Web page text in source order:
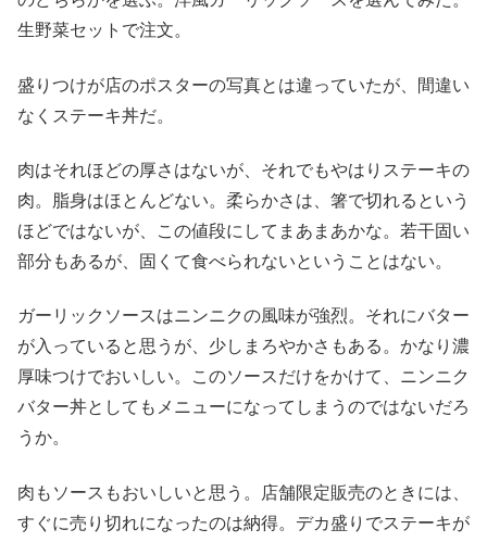
生野菜セットで注文。
盛りつけが店のポスターの写真とは違っていたが、間違い
なくステーキ丼だ。
肉はそれほどの厚さはないが、それでもやはりステーキの
肉。脂身はほとんどない。柔らかさは、箸で切れるという
ほどではないが、この値段にしてまあまあかな。若干固い
部分もあるが、固くて食べられないということはない。
ガーリックソースはニンニクの風味が強烈。それにバター
が入っていると思うが、少しまろやかさもある。かなり濃
厚味つけでおいしい。このソースだけをかけて、ニンニク
バター丼としてもメニューになってしまうのではないだろ
うか。
肉もソースもおいしいと思う。店舗限定販売のときには、
すぐに売り切れになったのは納得。デカ盛りでステーキが